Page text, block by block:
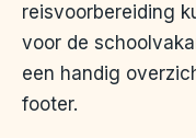
reisvoorbereiding
voor de
een handig
footer.